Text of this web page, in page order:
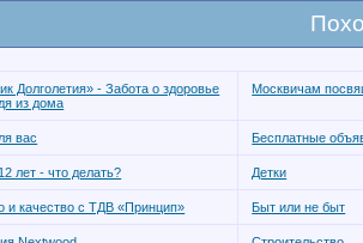
Долголетия» - Забота о здоровье
из дома
Москвичам
вас Бесплатные
лет - что делать? Детки
и качество с ТДВ «Принцип» Быт или не быт